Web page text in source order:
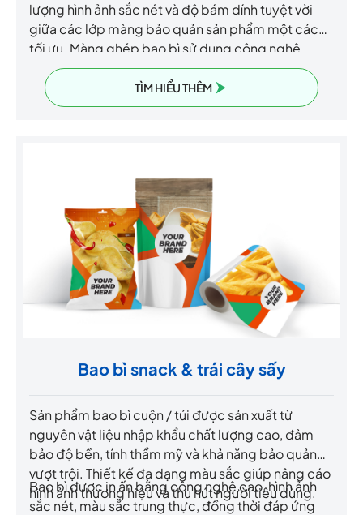
lượng hình ảnh sắc nét và độ bám dính tuyệt vời
giữa các lớp màng bảo quản sản phẩm một cách
tối ưu. Màng ghép bao bì sử dụng công nghệ
không dung môi, giúp nâng cao tính an toàn và
bảo vệ sức khỏe người tiêu dùng.
TÌM HIỂU THÊM
Bao bì snack & trái cây sấy
Sản phẩm bao bì cuộn / túi được sản xuất từ
nguyên vật liệu nhập khẩu chất lượng cao, đảm
bảo độ bền, tính thẩm mỹ và khả năng bảo quản
vượt trội. Thiết kế đa dạng màu sắc giúp nâng cáo
hình ảnh thương hiệu và thu hút người tiêu dùng.
Bao bì được in ấn bằng công nghệ cao, hình ảnh
sắc nét, màu sắc trung thực, đồng thời đáp ứng